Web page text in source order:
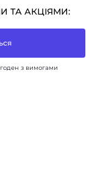
ТА АКЦІЯМИ:
з вимогами